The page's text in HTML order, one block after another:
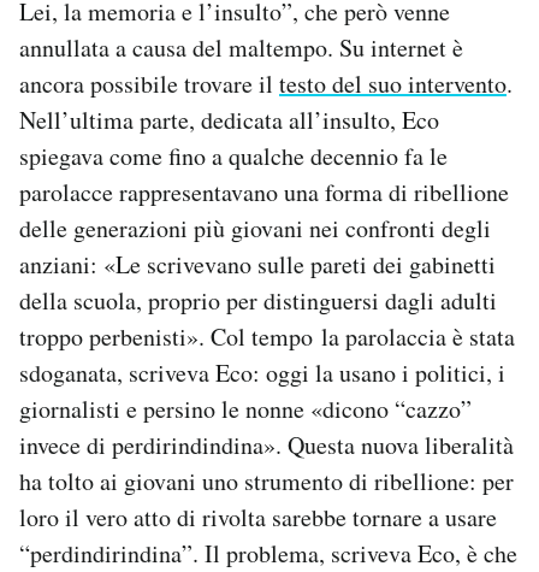
Lei, la memoria e l’insulto”, che però venne
annullata a causa del maltempo. Su internet è
ancora possibile trovare il testo del suo intervento.
Nell’ultima parte, dedicata all’insulto, Eco
spiegava come fino a qualche decennio fa le
parolacce rappresentavano una forma di ribellione
delle generazioni più giovani nei confronti degli
anziani: «Le scrivevano sulle pareti dei gabinetti
della scuola, proprio per distinguersi dagli adulti
troppo perbenisti». Col tempo la parolaccia è stata
sdoganata, scriveva Eco: oggi la usano i politici, i
giornalisti e persino le nonne «dicono “cazzo”
invece di perdirindindina». Questa nuova liberalità
ha tolto ai giovani uno strumento di ribellione: per
loro il vero atto di rivolta sarebbe tornare a usare
“perdindirindina”. Il problema, scriveva Eco, è che